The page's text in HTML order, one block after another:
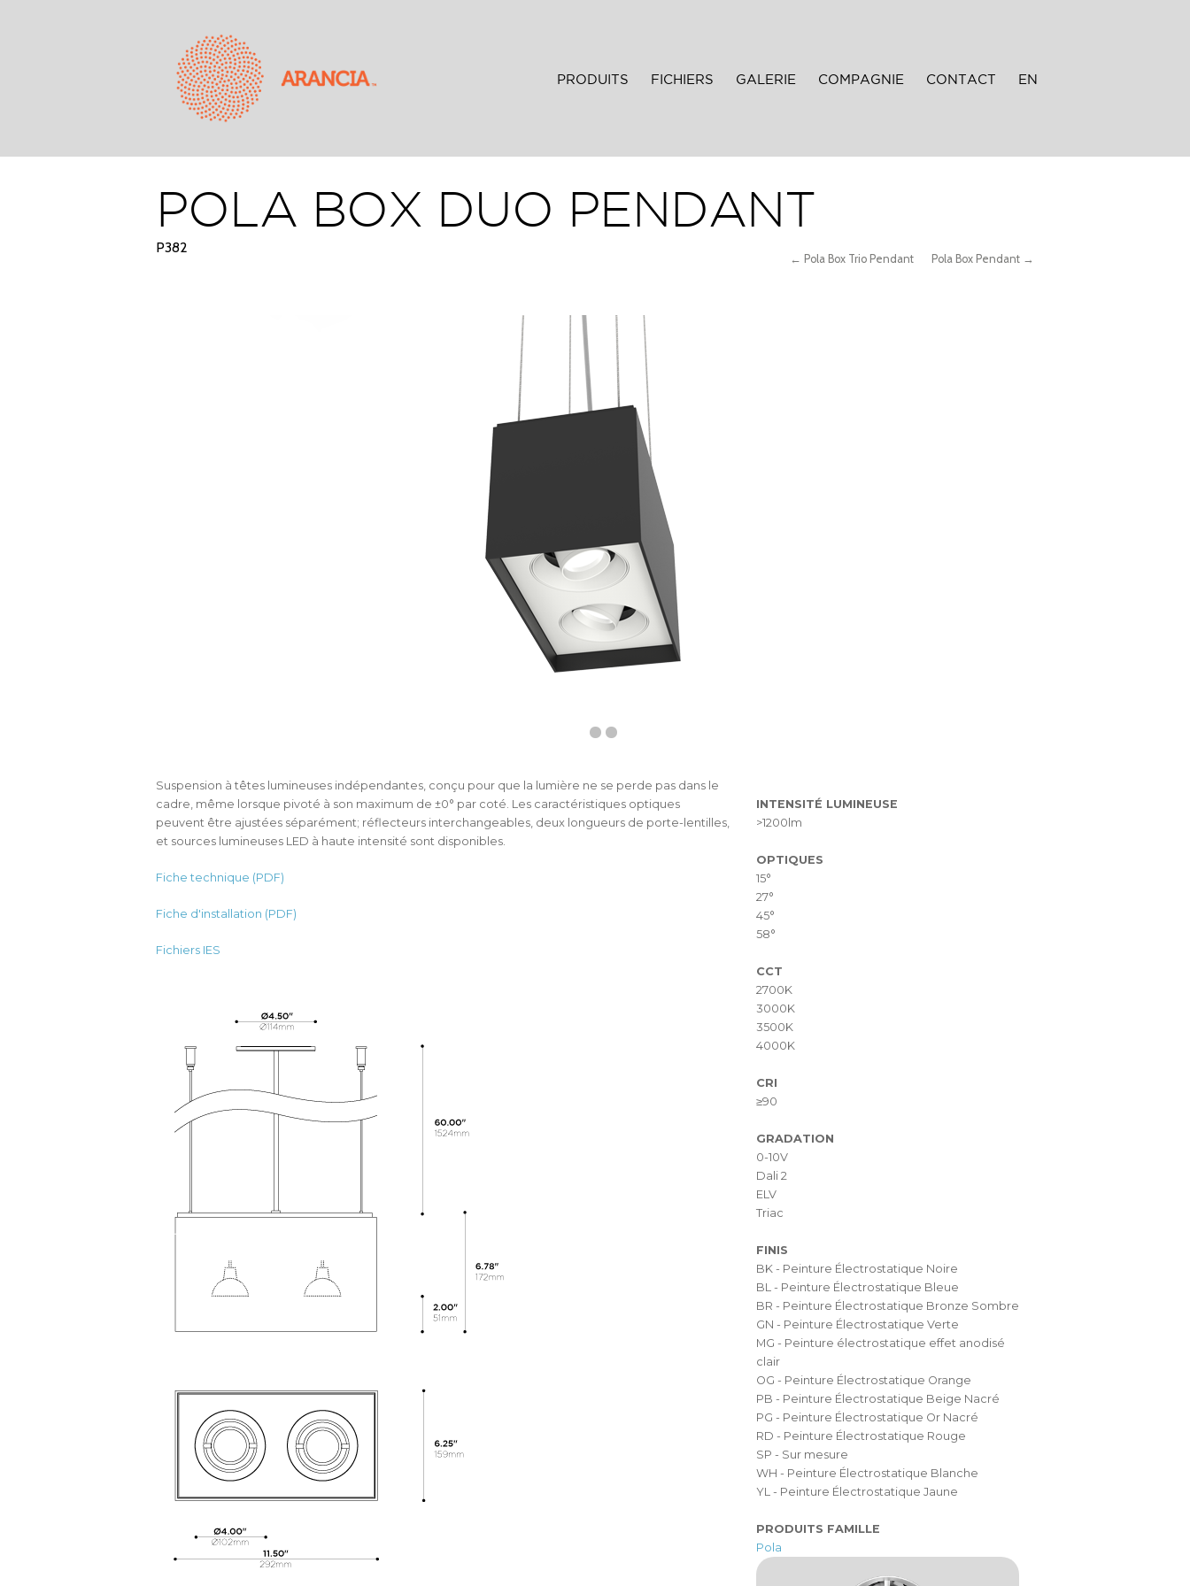
PRODUITS FICHIERS GALERIE COMPAGNIE CONTACT EN
POLA BOX DUO PENDANT
P382
← Pola Box Trio Pendant Pola Box Pendant →
Suspension à têtes lumineuses indépendantes, conçu pour que la lumière ne se perde pas dans le
cadre, même lorsque pivoté à son maximum de ±0° par coté. Les caractéristiques optiques
peuvent être ajustées séparément; réflecteurs interchangeables, deux longueurs de porte-lentilles,
et sources lumineuses LED à haute intensité sont disponibles.
Fiche technique (PDF)
Fiche d'installation (PDF)
Fichiers IES
INTENSITÉ LUMINEUSE
>1200lm
OPTIQUES
15°
27°
45°
58°
CCT
2700K
3000K
3500K
4000K
CRI
≥90
GRADATION
0-10V
Dali 2
ELV
Triac
FINIS
BK - Peinture Électrostatique Noire
BL - Peinture Électrostatique Bleue
BR - Peinture Électrostatique Bronze Sombre
GN - Peinture Électrostatique Verte
MG - Peinture électrostatique effet anodisé
clair
OG - Peinture Électrostatique Orange
PB - Peinture Électrostatique Beige Nacré
PG - Peinture Électrostatique Or Nacré
RD - Peinture Électrostatique Rouge
SP - Sur mesure
WH - Peinture Électrostatique Blanche
YL - Peinture Électrostatique Jaune
PRODUITS FAMILLE
Pola